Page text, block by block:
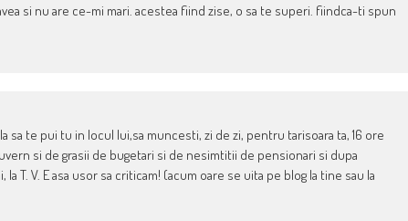
si nu are ce-mi mari. acestea fiind zise, o sa te superi. fiindca-ti spun
te pui tu in locul lui,sa muncesti, zi de zi, pentru tarisoara ta, 16 ore
si de grasii de bugetari si de nesimtitii de pensionari si dupa
T. V. E asa usor sa criticam! (acum oare se uita pe blog la tine sau la